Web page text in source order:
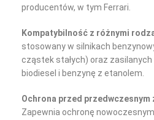
producentów, w tym Ferrari.
Kompatybilność z różnymi
stosowany w silnikach
cząstek stałych) oraz
biodiesel i benzynę z etanolem.
Ochrona przed przedwczesnym
Zapewnia ochronę